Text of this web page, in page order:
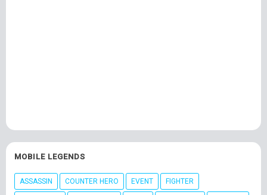
MOBILE LEGENDS
ASSASSIN COUNTER HERO EVENT FIGHTER